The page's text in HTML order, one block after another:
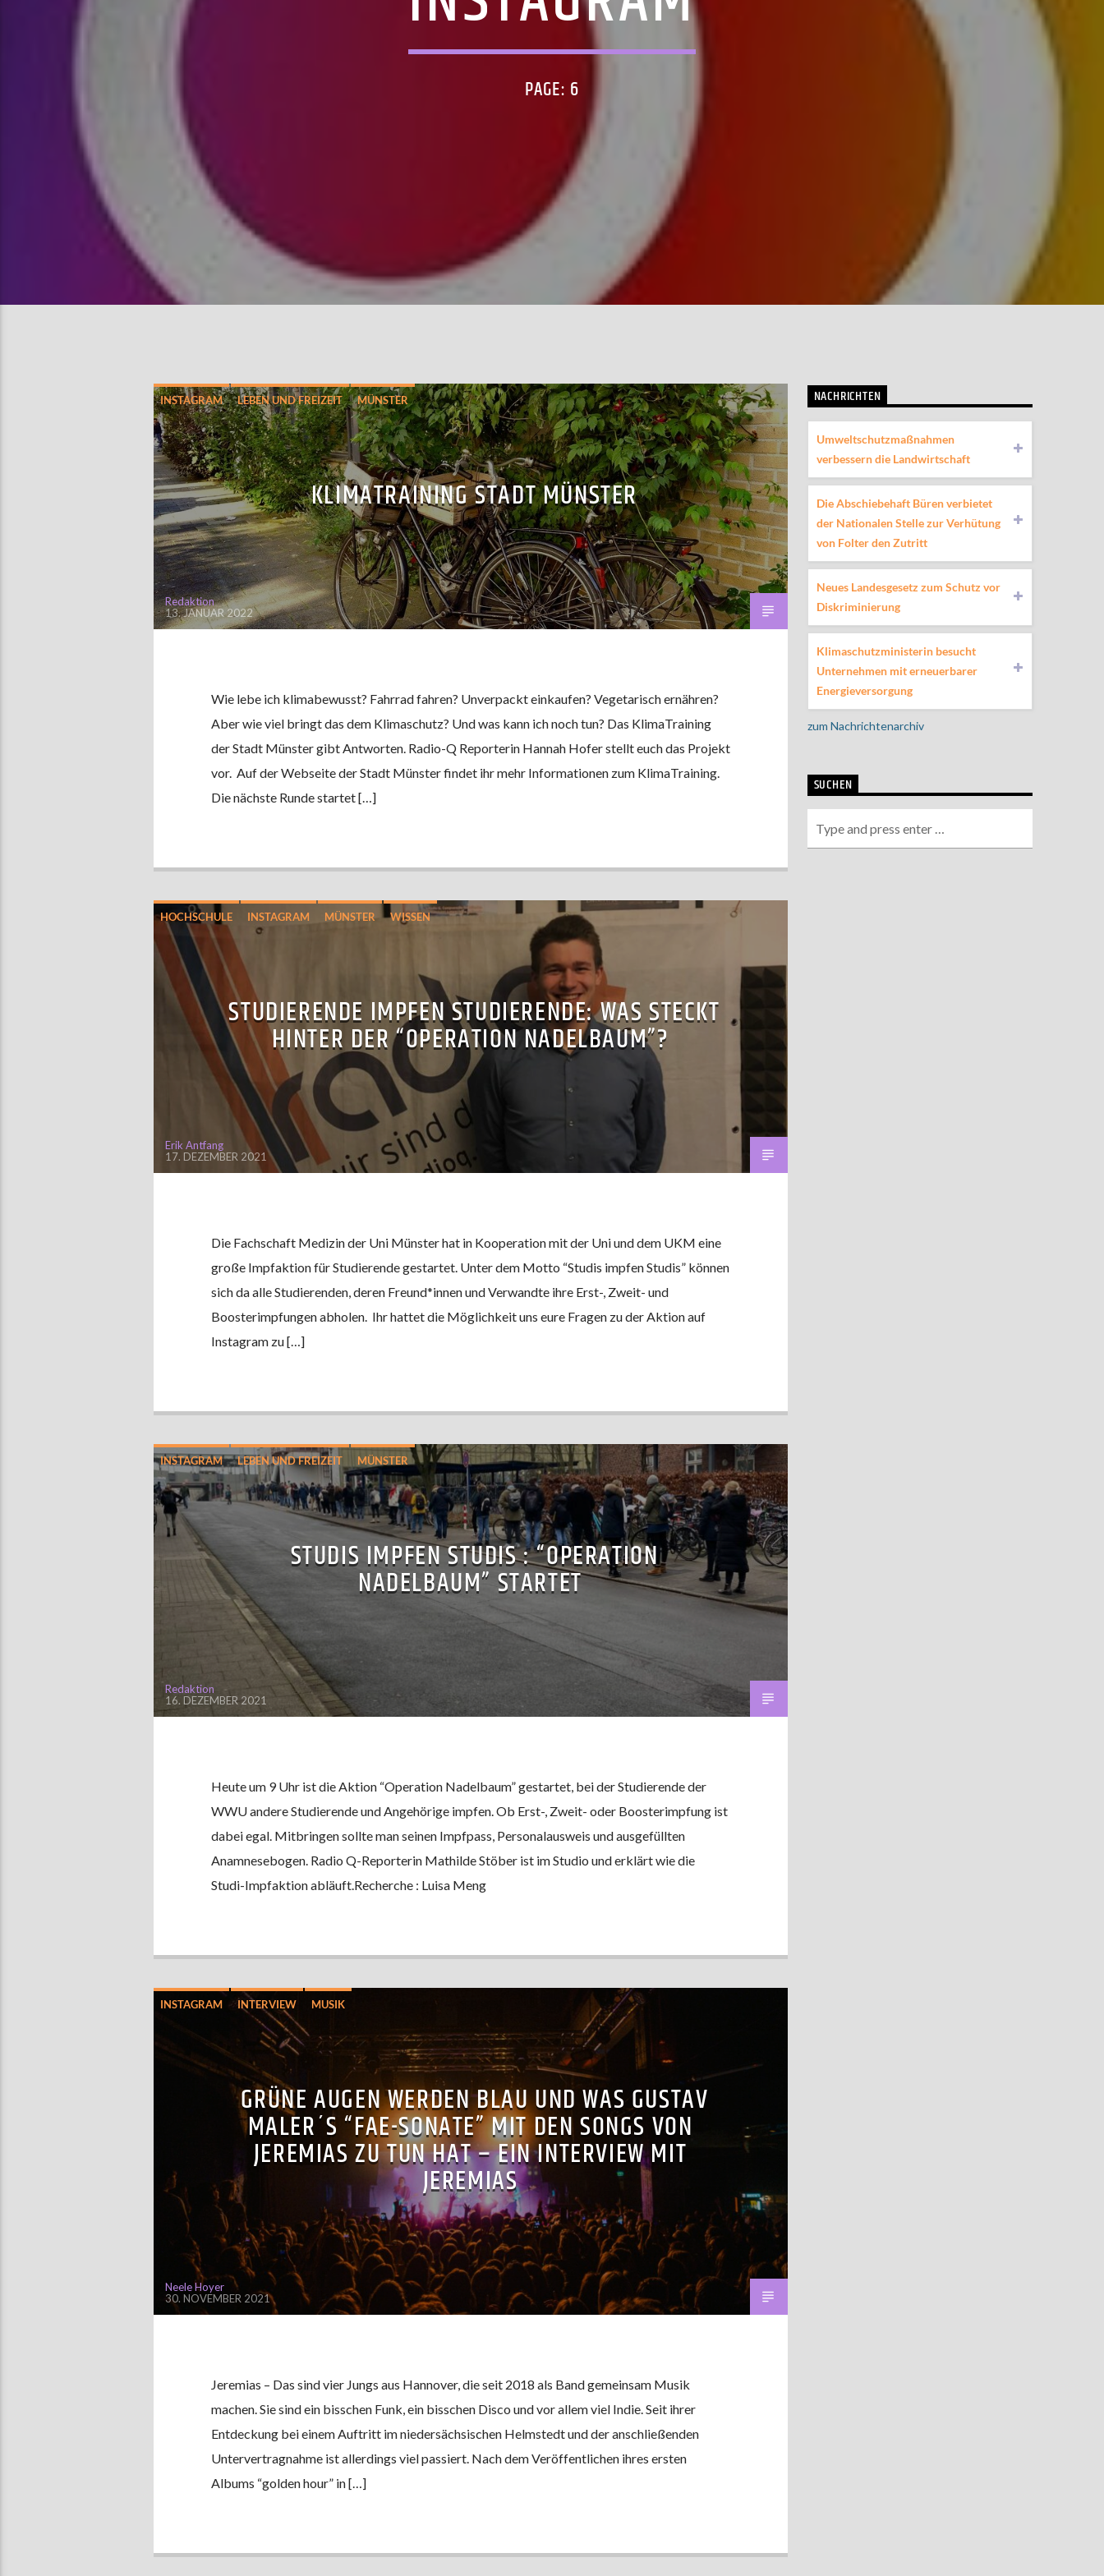
PAGE: 6
INSTAGRAM LEBEN UND FREIZEIT MÜNSTER
KLIMATRAINING STADT MÜNSTER
Redaktion
13. JANUAR 2022
Wie lebe ich klimabewusst? Fahrrad fahren? Unverpackt einkaufen? Vegetarisch ernähren?
Aber wie viel bringt das dem Klimaschutz? Und was kann ich noch tun? Das KlimaTraining
der Stadt Münster gibt Antworten. Radio-Q Reporterin Hannah Hofer stellt euch das Projekt
vor. Auf der Webseite der Stadt Münster findet ihr mehr Informationen zum KlimaTraining.
Die nächste Runde startet […]
HOCHSCHULE INSTAGRAM MÜNSTER WISSEN
STUDIERENDE IMPFEN STUDIERENDE: WAS STECKT
HINTER DER “OPERATION NADELBAUM”?
Erik Antfang
17. DEZEMBER 2021
Die Fachschaft Medizin der Uni Münster hat in Kooperation mit der Uni und dem UKM eine
große Impfaktion für Studierende gestartet. Unter dem Motto “Studis impfen Studis” können
sich da alle Studierenden, deren Freund*innen und Verwandte ihre Erst-, Zweit- und
Boosterimpfungen abholen. Ihr hattet die Möglichkeit uns eure Fragen zu der Aktion auf
Instagram zu […]
INSTAGRAM LEBEN UND FREIZEIT MÜNSTER
STUDIS IMPFEN STUDIS : “OPERATION
NADELBAUM” STARTET
Redaktion
16. DEZEMBER 2021
Heute um 9 Uhr ist die Aktion “Operation Nadelbaum” gestartet, bei der Studierende der
WWU andere Studierende und Angehörige impfen. Ob Erst-, Zweit- oder Boosterimpfung ist
dabei egal. Mitbringen sollte man seinen Impfpass, Personalausweis und ausgefüllten
Anamnesebogen. Radio Q-Reporterin Mathilde Stöber ist im Studio und erklärt wie die
Studi-Impfaktion abläuft.Recherche : Luisa Meng
INSTAGRAM INTERVIEW MUSIK
GRÜNE AUGEN WERDEN BLAU UND WAS GUSTAV
MALER´S “FAE-SONATE” MIT DEN SONGS VON
JEREMIAS ZU TUN HAT – EIN INTERVIEW MIT
JEREMIAS
Neele Hoyer
30. NOVEMBER 2021
Jeremias – Das sind vier Jungs aus Hannover, die seit 2018 als Band gemeinsam Musik
machen. Sie sind ein bisschen Funk, ein bisschen Disco und vor allem viel Indie. Seit ihrer
Entdeckung bei einem Auftritt im niedersächsischen Helmstedt und der anschließenden
Untervertragnahme ist allerdings viel passiert. Nach dem Veröffentlichen ihres ersten
Albums “golden hour” in […]
NACHRICHTEN
Umweltschutzmaßnahmen
verbessern die Landwirtschaft
Die Abschiebehaft Büren verbietet
der Nationalen Stelle zur Verhütung
von Folter den Zutritt
Neues Landesgesetz zum Schutz vor
Diskriminierung
Klimaschutzministerin besucht
Unternehmen mit erneuerbarer
Energieversorgung
zum Nachrichtenarchiv
SUCHEN